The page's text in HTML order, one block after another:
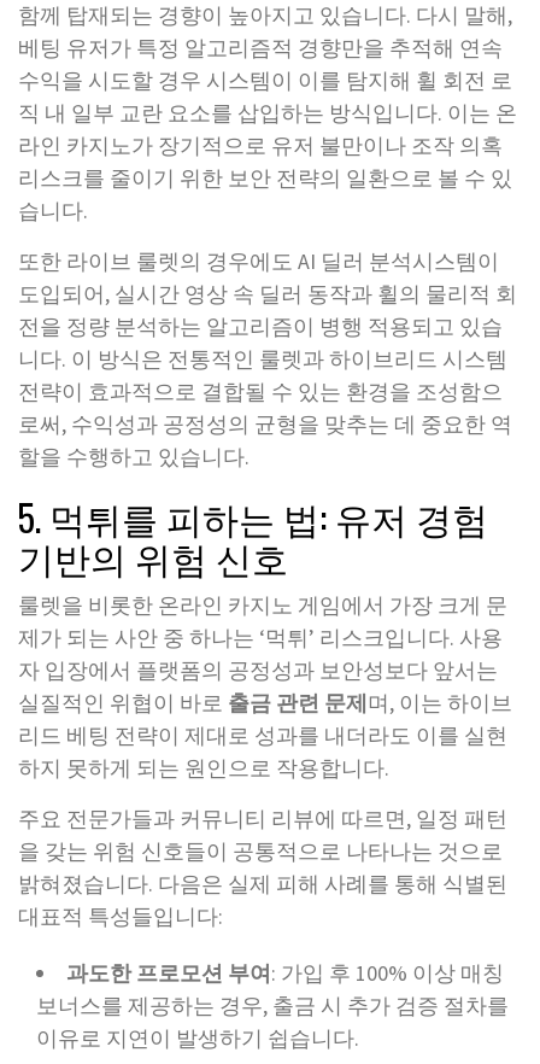
함께 탑재되는 경향이 높아지고 있습니다. 다시 말해,
베팅 유저가 특정 알고리즘적 경향만을 추적해 연속
수익을 시도할 경우 시스템이 이를 탐지해 휠 회전 로
직 내 일부 교란 요소를 삽입하는 방식입니다. 이는 온
라인 카지노가 장기적으로 유저 불만이나 조작 의혹
리스크를 줄이기 위한 보안 전략의 일환으로 볼 수 있
습니다.
또한 라이브 룰렛의 경우에도 AI 딜러 분석시스템이
도입되어, 실시간 영상 속 딜러 동작과 휠의 물리적 회
전을 정량 분석하는 알고리즘이 병행 적용되고 있습
니다. 이 방식은 전통적인 룰렛과 하이브리드 시스템
전략이 효과적으로 결합될 수 있는 환경을 조성함으
로써, 수익성과 공정성의 균형을 맞추는 데 중요한 역
할을 수행하고 있습니다.
5. 먹튀를 피하는 법: 유저 경험
기반의 위험 신호
룰렛을 비롯한 온라인 카지노 게임에서 가장 크게 문
제가 되는 사안 중 하나는 ‘먹튀’ 리스크입니다. 사용
자 입장에서 플랫폼의 공정성과 보안성보다 앞서는
실질적인 위협이 바로 출금 관련 문제며, 이는 하이브
리드 베팅 전략이 제대로 성과를 내더라도 이를 실현
하지 못하게 되는 원인으로 작용합니다.
주요 전문가들과 커뮤니티 리뷰에 따르면, 일정 패턴
을 갖는 위험 신호들이 공통적으로 나타나는 것으로
밝혀졌습니다. 다음은 실제 피해 사례를 통해 식별된
대표적 특성들입니다:
과도한 프로모션 부여: 가입 후 100% 이상 매칭
보너스를 제공하는 경우, 출금 시 추가 검증 절차를
이유로 지연이 발생하기 쉽습니다.